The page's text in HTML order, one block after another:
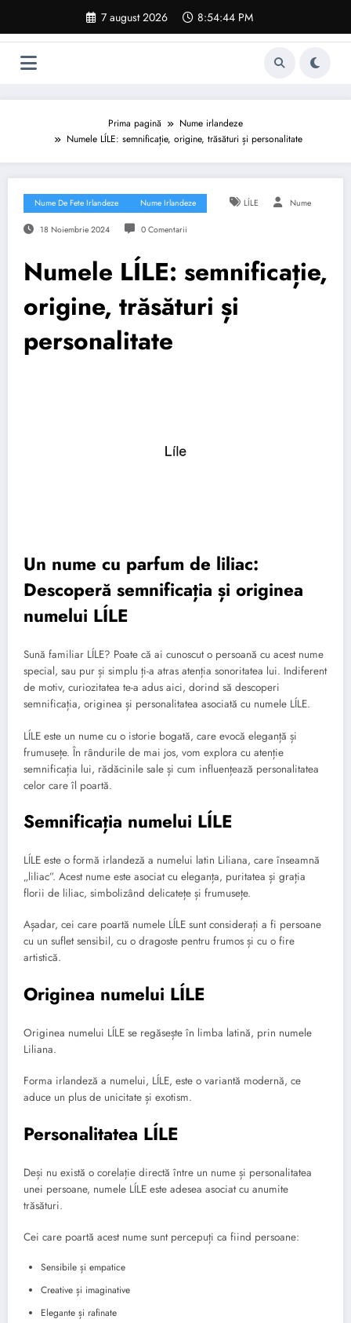
conținut
7 august 2026 8:54:45 PM
Prima pagină
Nume irlandeze
Numele LÍLE: semnificație, origine, trăsături și personalitate
Nume De Fete Irlandeze Nume Irlandeze LÍLE Nume
18 Noiembrie 2024 0 Comentarii
Numele LÍLE: semnificație,
origine, trăsături și
personalitate
Un nume cu parfum de liliac:
Descoperă semnificația și originea
numelui LÍLE
Sună familiar LÍLE? Poate că ai cunoscut o persoană cu acest nume
special, sau pur și simplu ți-a atras atenția sonoritatea lui. Indiferent
de motiv, curiozitatea te-a adus aici, dorind să descoperi
semnificația, originea și personalitatea asociată cu numele LÍLE.
LÍLE este un nume cu o istorie bogată, care evocă eleganță și
frumusețe. În rândurile de mai jos, vom explora cu atenție
semnificația lui, rădăcinile sale și cum influențează personalitatea
celor care îl poartă.
Semnificația numelui LÍLE
LÍLE este o formă irlandeză a numelui latin Liliana, care înseamnă
„liliac”. Acest nume este asociat cu eleganța, puritatea și grația
florii de liliac, simbolizând delicatețe și frumusețe.
Așadar, cei care poartă numele LÍLE sunt considerați a fi persoane
cu un suflet sensibil, cu o dragoste pentru frumos și cu o fire
artistică.
Originea numelui LÍLE
Originea numelui LÍLE se regăsește în limba latină, prin numele
Liliana.
Forma irlandeză a numelui, LÍLE, este o variantă modernă, ce
aduce un plus de unicitate și exotism.
Personalitatea LÍLE
Deși nu există o corelație directă între un nume și personalitatea
unei persoane, numele LÍLE este adesea asociat cu anumite
trăsături.
Cei care poartă acest nume sunt percepuți ca fiind persoane:
Sensibile și empatice
Creative și imaginative
Elegante și rafinate